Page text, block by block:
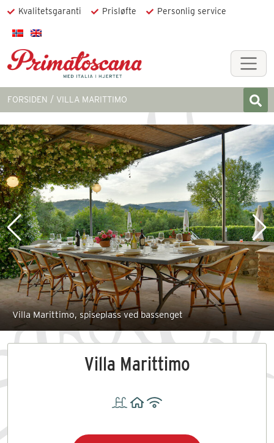
Kvalitetsgaranti Prisløfte Personlig service
FORSIDEN VILLA MARITTIMO
Villa Marittimo, spiseplass ved bassenget
Villa Marittimo